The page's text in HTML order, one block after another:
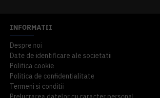
INFORMATII
Despre noi
Date de identificare ale societatii
Politica cookie
Politica de confidentialitate
Termeni si conditii